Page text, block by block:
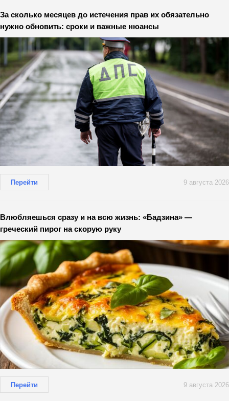
За сколько месяцев до истечения прав их обязательно
нужно обновить: сроки и важные нюансы
Перейти 9 августа 2026
Влюбляешься сразу и на всю жизнь: «Бадзина» —
греческий пирог на скорую руку
Перейти 9 августа 2026